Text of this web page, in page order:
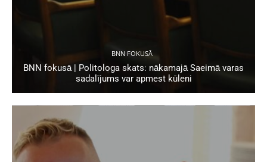
BNN FOKUSĀ
BNN fokusā | Politologa skats: nākamajā Saeimā varas
sadalījums var apmest kūleni